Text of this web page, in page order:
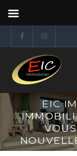
EIC